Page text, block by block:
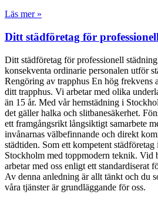
Läs mer »
Ditt städföretag för
Ditt städföretag för professionell
konsekventa ordinarie personalen utför
Rengöring av trapphus En hög frekvens
ditt trapphus. Vi arbetar med olika
än 15 år. Med vår hemstädning i
det gäller halka och slitbanesäkerhet.
ett framgångsrikt långsiktigt samarbete
invånarnas välbefinnande och direkt
städtiden. Som ett kompetent
Stockholm med toppmodern teknik. Vid
arbetar med oss enligt ett
Av denna anledning är allt tänkt och du
våra tjänster är grundläggande för oss.